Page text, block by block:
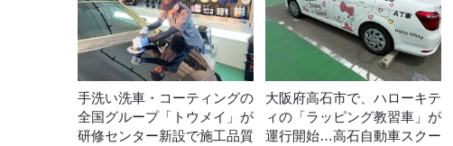
手洗い洗車・コーティングの
全国グループ「トウメイ」が
研修センター新設で施工品質
大阪府高石市で、ハローキテ
ィの「ラッピング教習車」が
運行開始…高石自動車スクー